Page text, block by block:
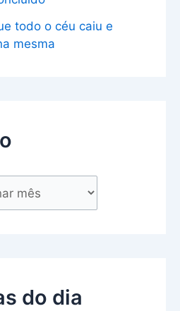
todo o céu caiu e
mesma
do dia